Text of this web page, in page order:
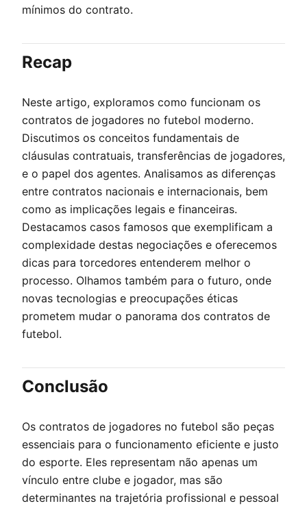
mínimos do contrato.
Recap
Neste artigo, exploramos como funcionam os
contratos de jogadores no futebol moderno.
Discutimos os conceitos fundamentais de
cláusulas contratuais, transferências de jogadores,
e o papel dos agentes. Analisamos as diferenças
entre contratos nacionais e internacionais, bem
como as implicações legais e financeiras.
Destacamos casos famosos que exemplificam a
complexidade destas negociações e oferecemos
dicas para torcedores entenderem melhor o
processo. Olhamos também para o futuro, onde
novas tecnologias e preocupações éticas
prometem mudar o panorama dos contratos de
futebol.
Conclusão
Os contratos de jogadores no futebol são peças
essenciais para o funcionamento eficiente e justo
do esporte. Eles representam não apenas um
vínculo entre clube e jogador, mas são
determinantes na trajetória profissional e pessoal